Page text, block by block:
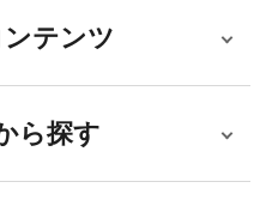
テンツ
ら探す